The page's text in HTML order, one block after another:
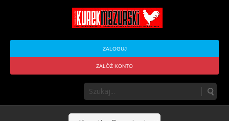
ZALOGUJ
ZAŁÓŻ KONTO